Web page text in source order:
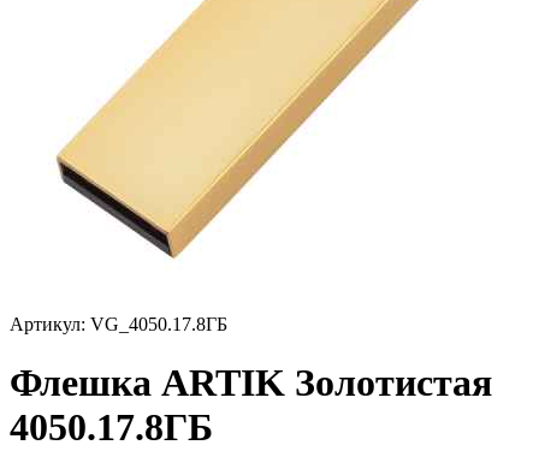
Артикул: VG_4050.17.8ГБ
Флешка ARTIK Золотистая
4050.17.8ГБ